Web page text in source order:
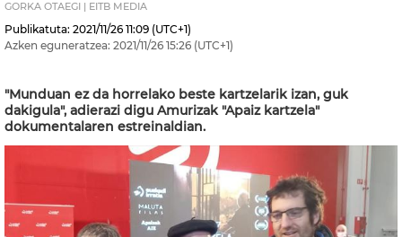
GORKA OTAEGI | EITB MEDIA
Publikatuta: 2021/11/26 11:09 (UTC+1)
Azken eguneratzea: 2021/11/26 15:26 (UTC+1)
"Munduan ez da horrelako beste kartzelarik izan, guk
dakigula", adierazi digu Amurizak "Apaiz kartzela"
dokumentalaren estreinaldian.